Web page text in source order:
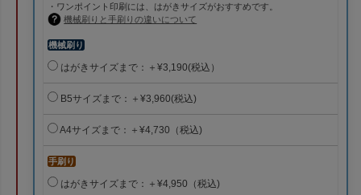
・ワンポイント印刷には、はがきサイズがおすすめです。
機械刷りと手刷りの違いについて
機械刷り
はがきサイズまで：＋¥3,190(税込）
B5サイズまで：＋¥3,960(税込)
A4サイズまで：＋¥4,730（税込)
手刷り
はがきサイズまで：＋¥4,950（税込)